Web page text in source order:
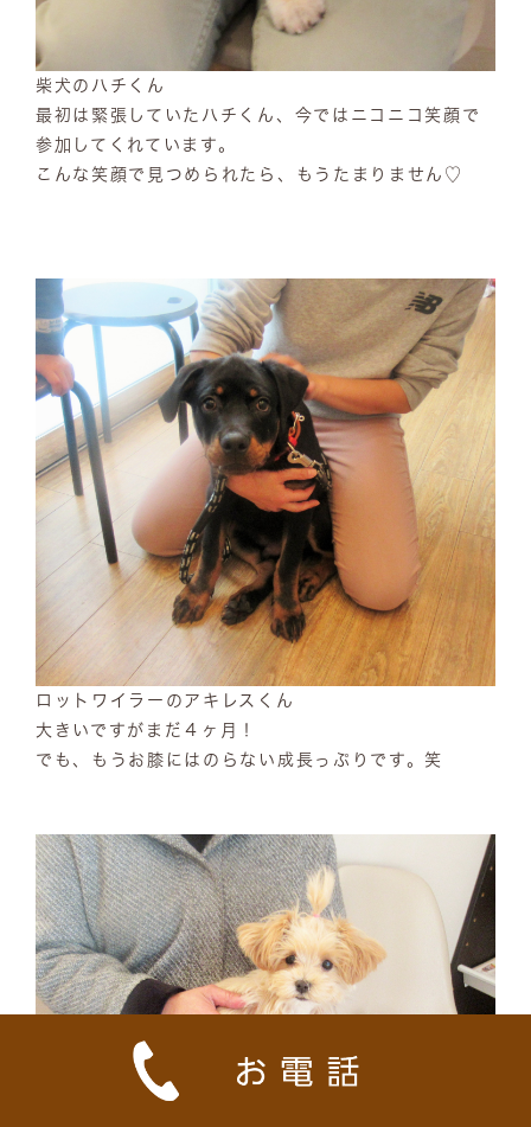
柴犬のハチくん
最初は緊張していたハチくん、今ではニコニコ笑顔で
参加してくれています。
こんな笑顔で見つめられたら、もうたまりません♡
ロットワイラーのアキレスくん
大きいですがまだ４ヶ月！
でも、もうお膝にはのらない成長っぷりです。笑